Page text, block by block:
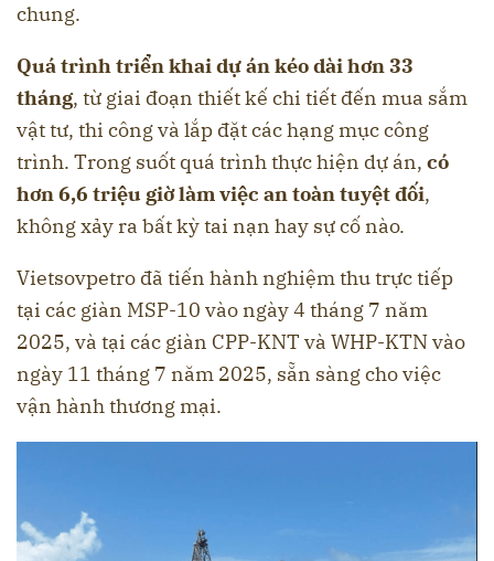
chung.
Quá trình triển khai dự án kéo dài hơn 33
tháng, từ giai đoạn thiết kế chi tiết đến mua sắm
vật tư, thi công và lắp đặt các hạng mục công
trình. Trong suốt quá trình thực hiện dự án, có
hơn 6,6 triệu giờ làm việc an toàn tuyệt đối,
không xảy ra bất kỳ tai nạn hay sự cố nào.
Vietsovpetro đã tiến hành nghiệm thu trực tiếp
tại các giàn MSP-10 vào ngày 4 tháng 7 năm
2025, và tại các giàn CPP-KNT và WHP-KTN vào
ngày 11 tháng 7 năm 2025, sẵn sàng cho việc
vận hành thương mại.